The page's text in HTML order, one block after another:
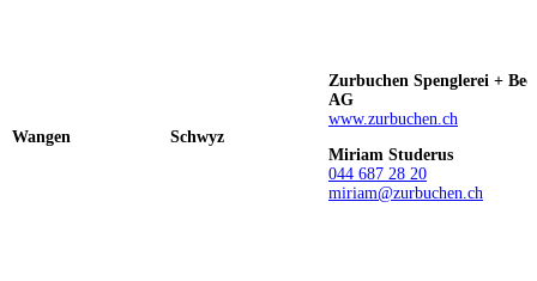
Wangen Schwyz
Zurbuchen Spenglerei +
AG
www.zurbuchen.ch
Miriam Studerus
044 687 28 20
miriam@zurbuchen.ch